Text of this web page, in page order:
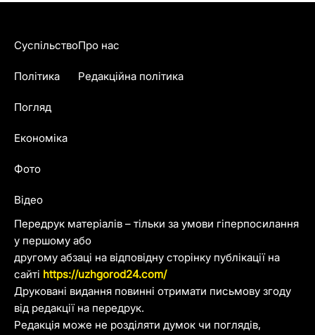
Передрук матеріалів – тільки за умови гіперпосилання
у першому або
другому абзаці на відповідну сторінку публікації на
сайті https://uzhgorod24.com/
Друковані видання повинні отримати письмову згоду
від редакції на передрук.
Редакція може не розділяти думок чи поглядів,
Суспільство
Політика
Погляд
Економіка
Фото
Відео
Про нас
Редакційна політика